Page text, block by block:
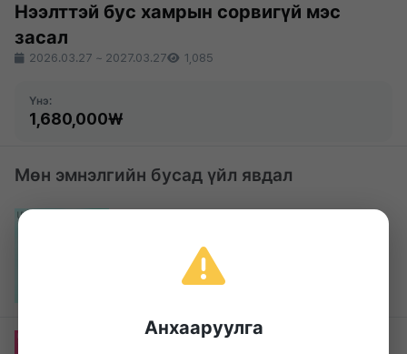
Нээлттэй бус хамрын сорвигүй мэс
засал
2026.03.27 ~ 2027.03.27 1,085
Үнэ:
1,680,000₩
Мөн эмнэлгийн бусад үйл явдал
319,000₩
WJ Wonjin Plastic Surgery
Анхааруулга